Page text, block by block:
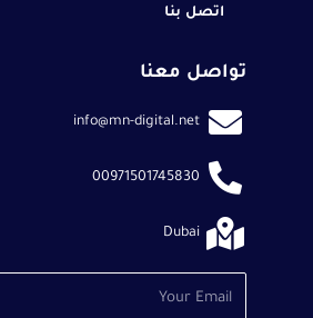
اتصل بنا
تواصل معنا
info@mn-digital.net
00971501745830
Dubai